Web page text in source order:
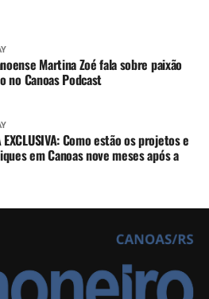
Martina Zoé fala sobre paixão
no Canoas Podcast
EXCLUSIVA: Como estão os projetos e
em Canoas nove meses após a